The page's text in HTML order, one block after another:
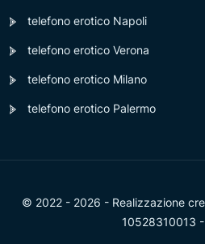
telefono erotico Napoli
telefono erotico Verona
telefono erotico Milano
telefono erotico Palermo
© 2022 - 2026 - Realizzazione
10528310013